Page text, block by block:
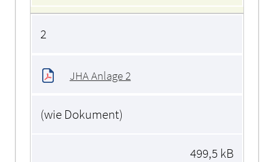
2
JHA Anlage 2
(wie Dokument)
499,5 kB